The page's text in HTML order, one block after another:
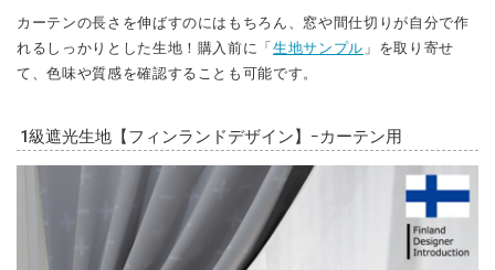
カーテンの長さを伸ばすのにはもちろん、窓や間仕切りが自分で作
れるしっかりとした生地！購入前に「生地サンプル 」を取り寄せ
て、色味や質感を確認することも可能です。
1級遮光生地【フィンランドデザイン】ｰカーテン用